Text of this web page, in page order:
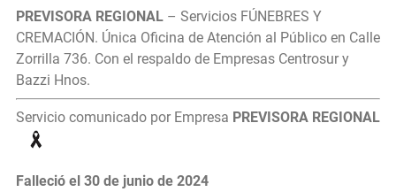
PREVISORA REGIONAL – Servicios FÚNEBRES Y
CREMACIÓN. Única Oficina de Atención al Público en Calle
Zorrilla 736. Con el respaldo de Empresas Centrosur y
Bazzi Hnos.
Servicio comunicado por Empresa PREVISORA REGIONAL
Falleció el 30 de junio de 2024